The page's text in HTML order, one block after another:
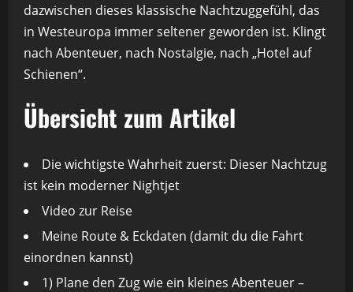
dazwischen dieses klassische Nachtzuggefühl, das
in Westeuropa immer seltener geworden ist. Klingt
nach Abenteuer, nach Nostalgie, nach „Hotel auf
Schienen“.
Übersicht zum Artikel
Die wichtigste Wahrheit zuerst: Dieser Nachtzug
ist kein moderner Nightjet
Video zur Reise
Meine Route & Eckdaten (damit du die Fahrt
einordnen kannst)
1) Plane den Zug wie ein kleines Abenteuer –